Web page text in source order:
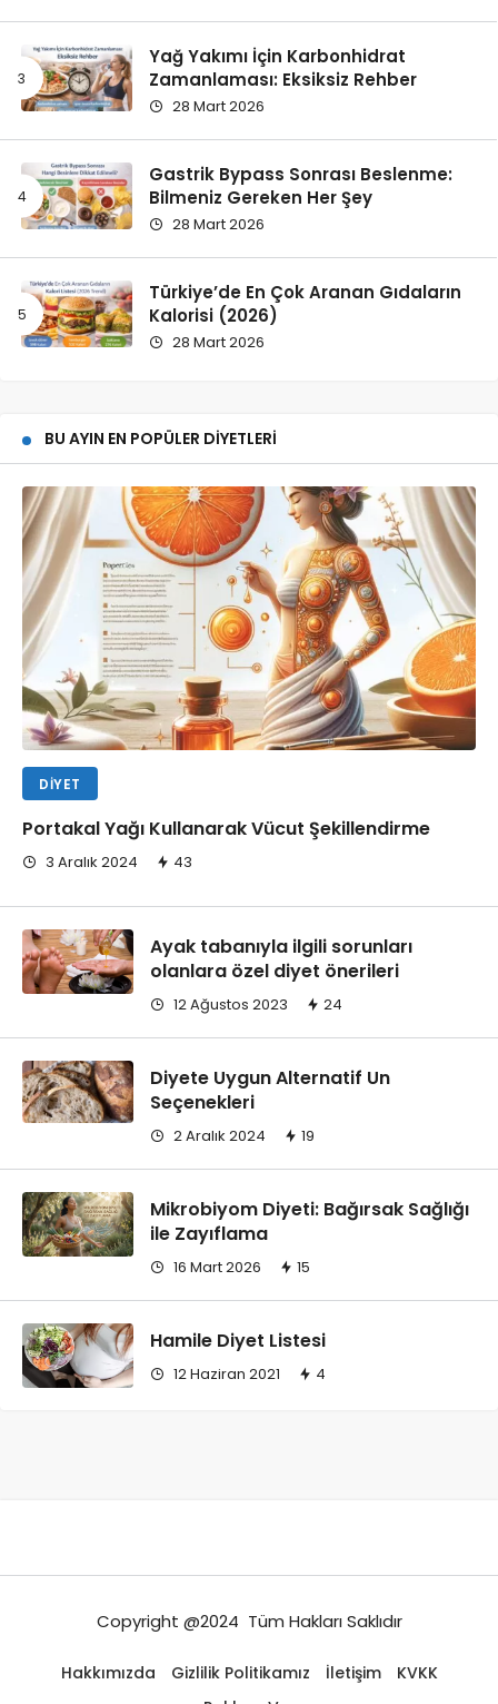
Yağ Yakımı İçin Karbonhidrat
Zamanlaması: Eksiksiz Rehber
28 Mart 2026
Gastrik Bypass Sonrası Beslenme:
Bilmeniz Gereken Her Şey
28 Mart 2026
Türkiye’de En Çok Aranan Gıdaların
Kalorisi (2026)
28 Mart 2026
BU AYIN EN POPÜLER DIYETLERI
DIYET
Portakal Yağı Kullanarak Vücut Şekillendirme
3 Aralık 2024 43
Ayak tabanıyla ilgili sorunları
olanlara özel diyet önerileri
12 Ağustos 2023 24
Diyete Uygun Alternatif Un
Seçenekleri
2 Aralık 2024 19
Mikrobiyom Diyeti: Bağırsak Sağlığı
ile Zayıflama
16 Mart 2026 15
Hamile Diyet Listesi
12 Haziran 2021 4
Copyright @2024 Tüm Hakları Saklıdır
Hakkımızda Gizlilik Politikamız İletişim
KVKK